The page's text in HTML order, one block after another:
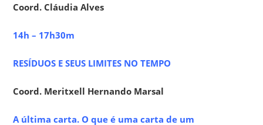
Coord. Cláudia Alves
14h – 17h30m
RESÍDUOS E SEUS LIMITES NO TEMPO
Coord. Meritxell Hernando Marsal
A última carta. O que é uma carta de um